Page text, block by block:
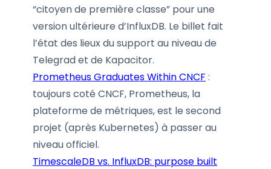
“citoyen de première classe” pour une
version ultérieure d’InfluxDB. Le billet fait
l’état des lieux du support au niveau de
Telegrad et de Kapacitor.
Prometheus Graduates Within CNCF :
toujours coté CNCF, Prometheus, la
plateforme de métriques, est le second
projet (après Kubernetes) à passer au
niveau officiel.
TimescaleDB vs. InfluxDB: purpose built